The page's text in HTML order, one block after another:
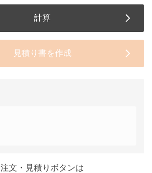
計算
見積り書を作成
注文・見積りボタンは